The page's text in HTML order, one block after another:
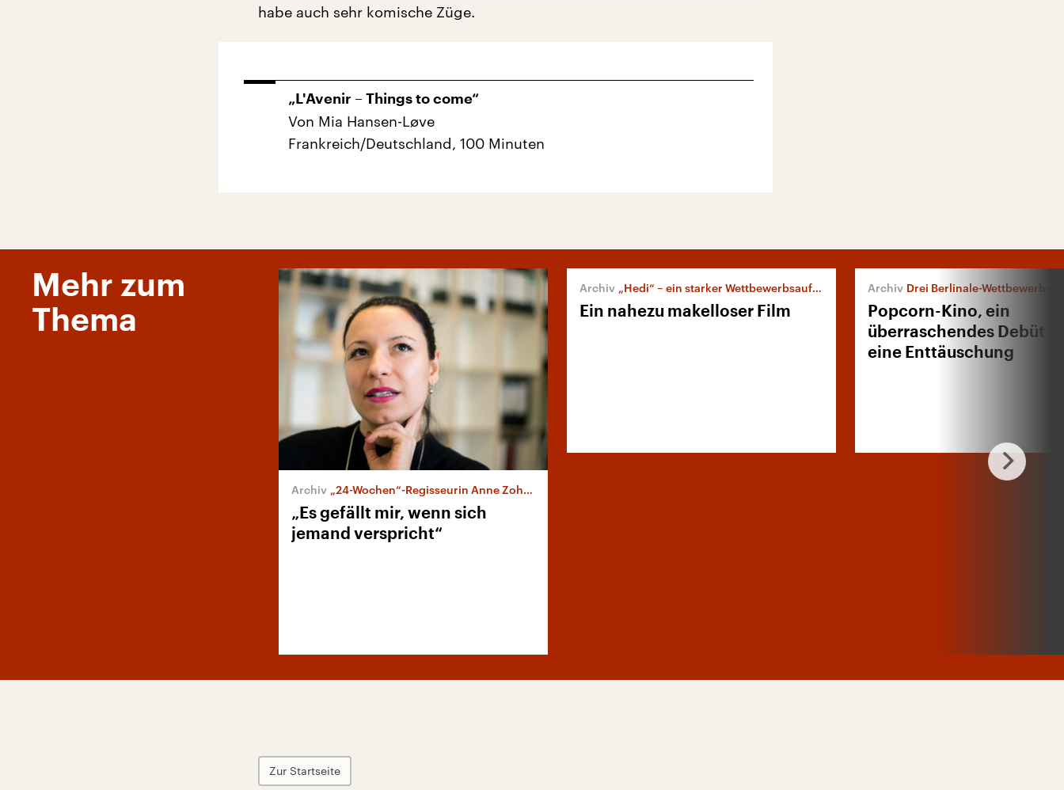
habe auch sehr komische Züge.
„L'Avenir – Things to come“
Von Mia Hansen-Løve
Frankreich/Deutschland, 100 Minuten
Mehr zum
Thema
„24-Wochen“-Regisseurin Anne Zohra Berrached
„Es gefällt mir, wenn sich
jemand verspricht“
„Hedi“ – ein starker Wettbewerbsauftakt
Ein nahezu makelloser Film
Drei Berlinale-Wettbewerbsfilme
Popcorn-Kino, ein
überraschendes Debüt
eine Enttäuschung
Zur Startseite